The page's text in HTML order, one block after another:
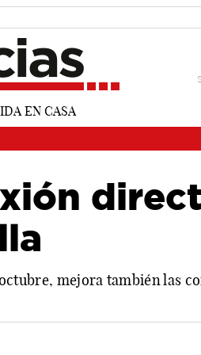
mejora también las